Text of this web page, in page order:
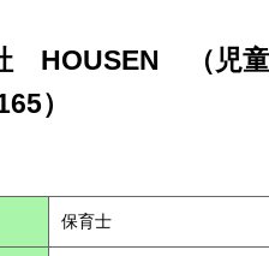
HOUSEN （児童
）
保育士